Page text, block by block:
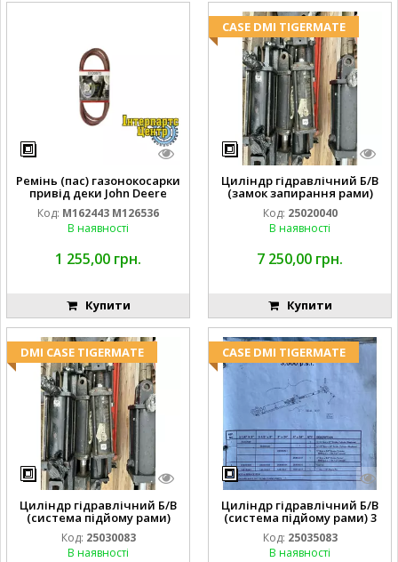
Ремінь (пас) газонокосарки
привід деки John Deere
M162443 M126536
Код: M162443 M126536
В наявності
1 255,00 грн.
Купити
CASE DMI TIGERMATE
Циліндр гідравлічний Б/В
(замок запирання рами)
2''X4'' 25320040
Код: 25020040
В наявності
7 250,00 грн.
Купити
DMI CASE TIGERMATE
Циліндр гідравлічний Б/В
(система підйому рами)
3X8 87423768
Код: 25030083
В наявності
CASE DMI TIGERMATE
Циліндр гідравлічний Б/В
(система підйому рами) 3
1/2 84255910
Код: 25035083
В наявності